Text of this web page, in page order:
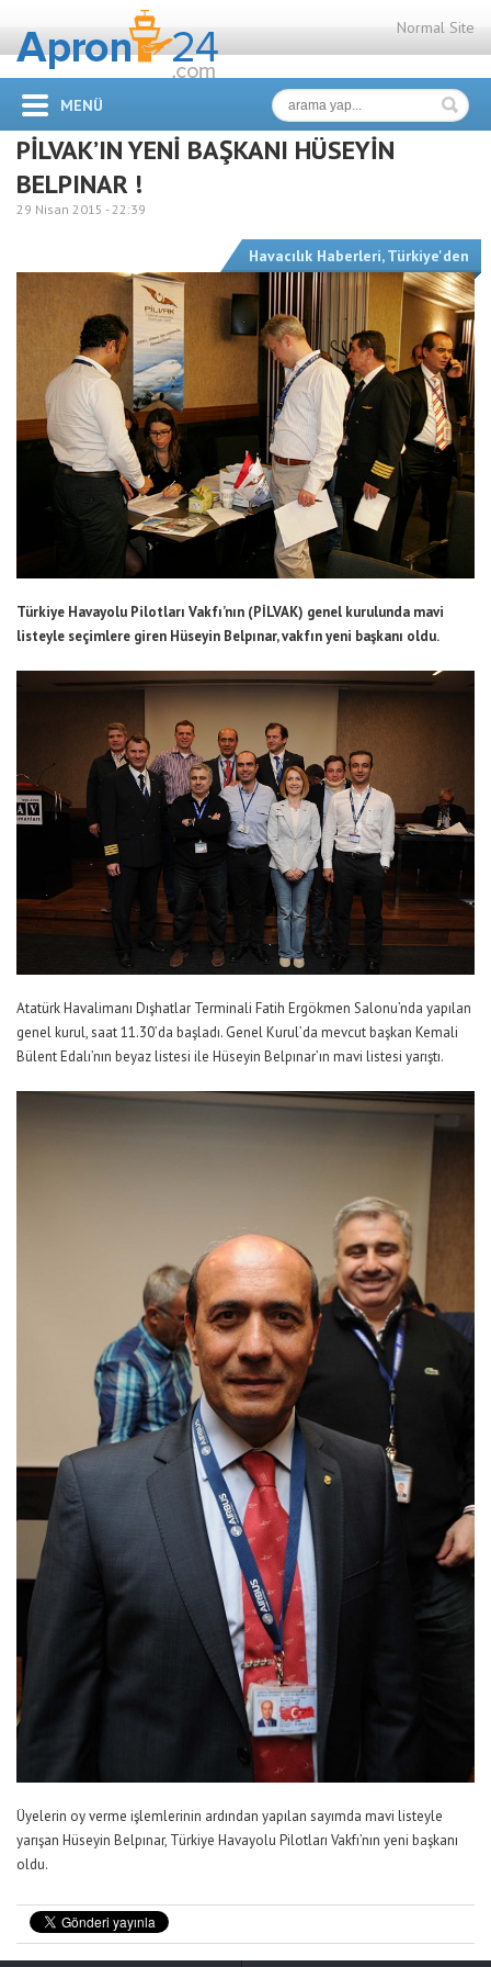
Normal Site
MENÜ
PİLVAK’IN YENİ BAŞKANI HÜSEYİN
BELPINAR !
29 Nisan 2015 -22:39
Havacılık Haberleri,Türkiye'den
Türkiye Havayolu Pilotları Vakfı’nın (PİLVAK) genel kurulunda mavi
listeyle seçimlere giren Hüseyin Belpınar, vakfın yeni başkanı oldu.
Atatürk Havalimanı Dışhatlar Terminali Fatih Ergökmen Salonu’nda yapılan
genel kurul, saat 11.30’da başladı. Genel Kurul’da mevcut başkan Kemali
Bülent Edalı’nın beyaz listesi ile Hüseyin Belpınar’ın mavi listesi yarıştı.
Üyelerin oy verme işlemlerinin ardından yapılan sayımda mavi listeyle
yarışan Hüseyin Belpınar, Türkiye Havayolu Pilotları Vakfı’nın yeni başkanı
oldu.